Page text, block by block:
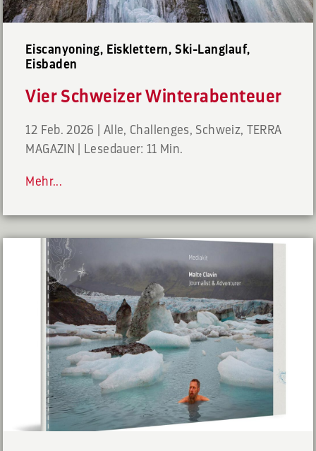
Eiscanyoning, Eisklettern, Ski-Langlauf,
Eisbaden
Vier Schweizer Winterabenteuer
12 Feb. 2026 Alle, Challenges,Schweiz, TERRA
MAGAZIN
Lesedauer: 11 Min.
Mehr...